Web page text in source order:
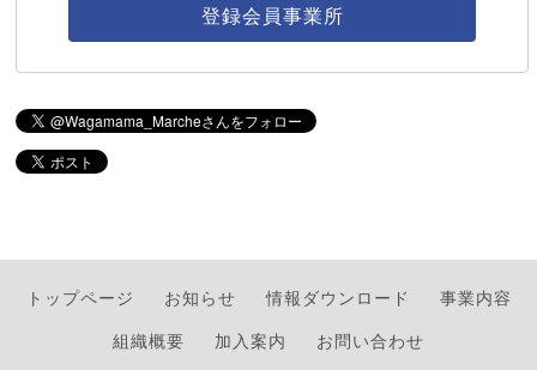
登録会員事業所
トップページ お知らせ 情報ダウンロード 事業内容
組織概要 加入案内 お問い合わせ